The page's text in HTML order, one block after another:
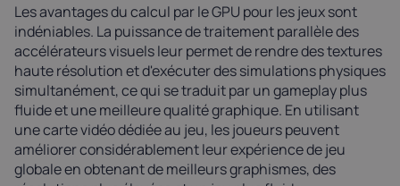
Les avantages du calcul par le GPU pour les jeux sont
indéniables. La puissance de traitement parallèle des
accélérateurs visuels leur permet de rendre des textures
haute résolution et d'exécuter des simulations physiques
simultanément, ce qui se traduit par un gameplay plus
fluide et une meilleure qualité graphique. En utilisant
une carte vidéo dédiée au jeu, les joueurs peuvent
améliorer considérablement leur expérience de jeu
globale en obtenant de meilleurs graphismes, des